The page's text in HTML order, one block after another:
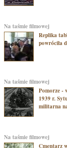
na taśmie filmowej
Replika tablicy
powróciła
na taśmie filmowej
Pomorze - wrzesień
1939 r.
militarna
na taśmie filmowej
Cmentarz wojenny